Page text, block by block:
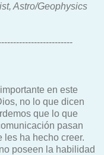
Astro/Geophysics
en este
no lo que dicen
que lo que
pasan
les ha hecho creer.
poseen la habilidad